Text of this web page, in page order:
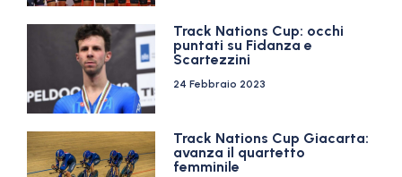
Track Nations Cup: occhi
puntati su Fidanza e
Scartezzini
24 Febbraio 2023
Track Nations Cup Giacarta:
avanza il quartetto
femminile